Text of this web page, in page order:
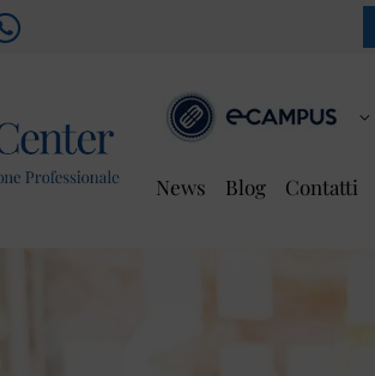
News Blog Contatti